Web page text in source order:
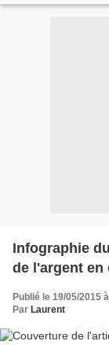
Infographie
de l'argent en
Publié le 19/05/2015
Par Laurent